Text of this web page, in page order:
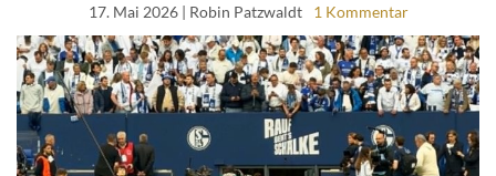
17. Mai 2026| Robin Patzwaldt 1 Kommentar